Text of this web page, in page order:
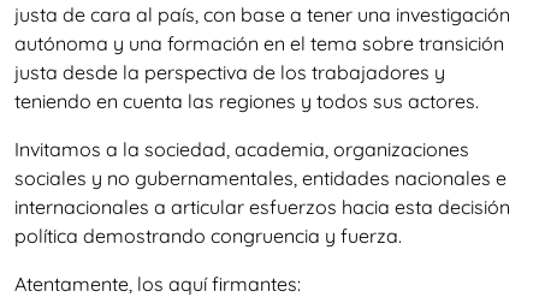
justa de cara al país, con base a tener una investigación
autónoma y una formación en el tema sobre transición
justa desde la perspectiva de los trabajadores y
teniendo en cuenta las regiones y todos sus actores.
Invitamos a la sociedad, academia, organizaciones
sociales y no gubernamentales, entidades nacionales e
internacionales a articular esfuerzos hacia esta decisión
política demostrando congruencia y fuerza.
Atentamente, los aquí firmantes: